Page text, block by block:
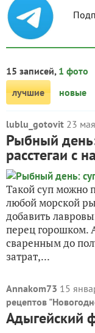
15 записей, 1 фото
лучшие
новые
lublu_gotovit 23
Рыбный
расстегаи с
Такой суп можно
любой морской
добавить
перец горошком.
сваренным до
затрат,...
Annakom73 15
рецептов
Адыгейский